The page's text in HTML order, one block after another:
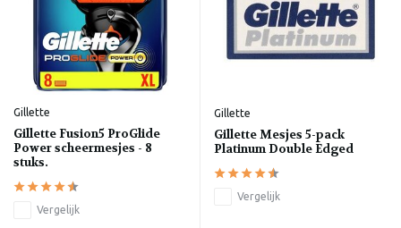
Gillette
Gillette Fusion5 ProGlide
Power scheermesjes - 8
stuks.
Vergelijk
Gillette
Gillette Mesjes 5-pack
Platinum Double Edged
Vergelijk